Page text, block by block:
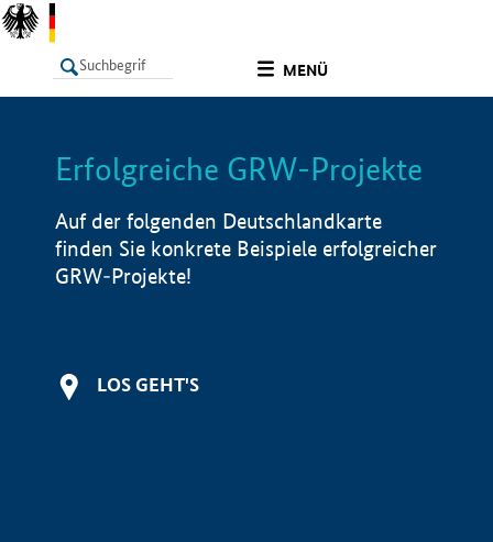
MENÜ
LISTE Info
Erfolgreiche GRW-Projekte
Auf der folgenden Deutschlandkarte
finden Sie konkrete Beispiele erfolgreicher
GRW-Projekte!
LOS GEHT'S